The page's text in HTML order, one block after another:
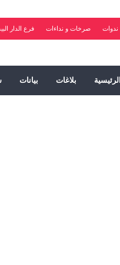
ندوات صرخات و نداءات فرع الدار
الرئيسية بلاغات بيانات